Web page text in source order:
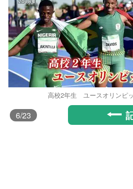
高校2年生 ユースオリンピ
6/23